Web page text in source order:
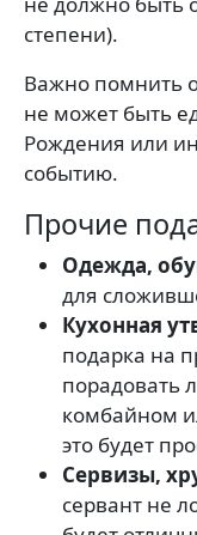
степени).
Важно помнить
не может быть
Рождения или
событию.
Прочие
Одежда,
для
Кухонная
подарка на
порадовать
комбайном
это будет
Сервизы,
сервант не